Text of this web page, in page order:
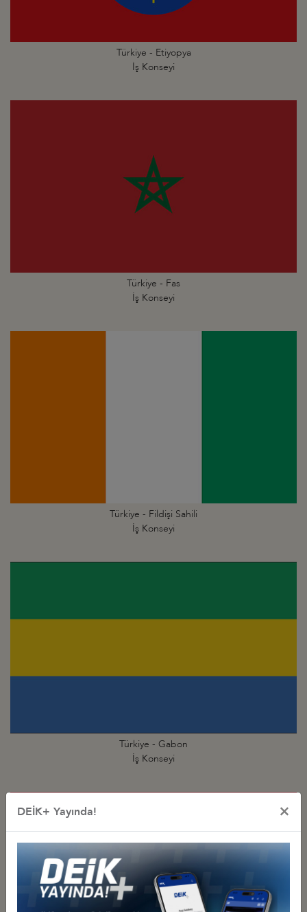
Türkiye - Etiyopya
İş Konseyi
Türkiye - Fas
İş Konseyi
Türkiye - Fildişi Sahili
İş Konseyi
Türkiye - Gabon
İş Konseyi
DEİK+ Yayında! ×